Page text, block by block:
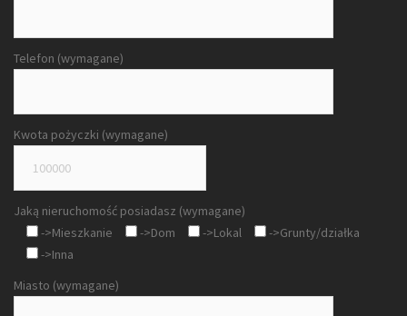
Telefon (wymagane)
Kwota pożyczki (wymagane)
Jaką nieruchomość posiadasz (wymagane)
->Mieszkanie
->Dom ->Lokal
->Grunty/działka
->Inna
Miasto (wymagane)